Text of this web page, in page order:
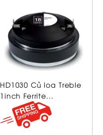
HD1030 Củ loa Treble
1inch Ferrite...